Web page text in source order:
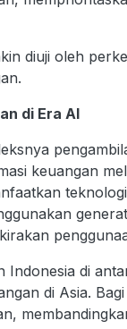
diuji oleh
di Era AI
keuangan
Indonesia di
di Asia.